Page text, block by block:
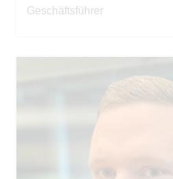
Geschäftsführer